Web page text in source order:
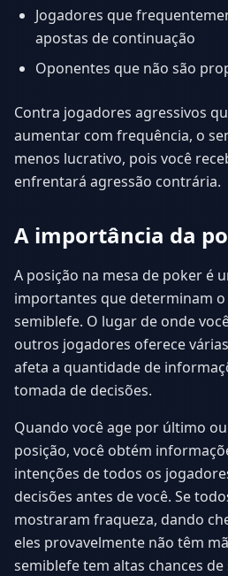
Jogadores que
apostas de continuação
Oponentes que não são
Contra jogadores agressivos
aumentar com frequência, o
menos lucrativo, pois você
enfrentará agressão contrária.
A importância da
A posição na mesa de poker é
importantes que determinam o
semiblefe. O lugar de onde
outros jogadores oferece
afeta a quantidade de
tomada de decisões.
Quando você age por último
posição, você obtém
intenções de todos os
decisões antes de você. Se
mostraram fraqueza, dando
eles provavelmente não têm
semiblefe tem altas chances de